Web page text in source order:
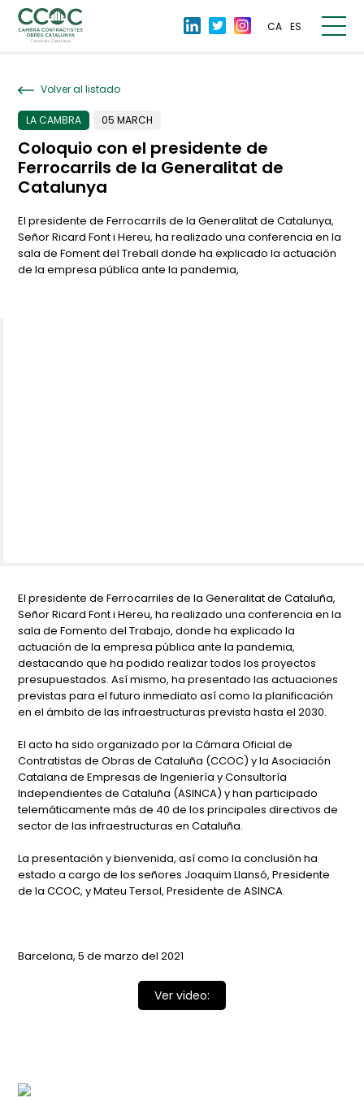
CA ES
Volver al listado
LA CAMBRA 05 MARCH
Coloquio con el presidente de
Ferrocarrils de la Generalitat de
Catalunya
El presidente de Ferrocarrils de la Generalitat de Catalunya,
Señor Ricard Font i Hereu, ha realizado una conferencia en la
sala de Foment del Treball donde ha explicado la actuación
de la empresa pública ante la pandemia,
El presidente de Ferrocarriles de la Generalitat de Cataluña,
Señor Ricard Font i Hereu, ha realizado una conferencia en la
sala de Fomento del Trabajo, donde ha explicado la
actuación de la empresa pública ante la pandemia,
destacando que ha podido realizar todos los proyectos
presupuestados. Así mismo, ha presentado las actuaciones
previstas para el futuro inmediato así como la planificación
en el ámbito de las infraestructuras prevista hasta el 2030.
El acto ha sido organizado por la Cámara Oficial de
Contratistas de Obras de Cataluña (CCOC) y la Asociación
Catalana de Empresas de Ingeniería y Consultoría
Independientes de Cataluña (ASINCA) y han participado
telemáticamente más de 40 de los principales directivos de
sector de las infraestructuras en Cataluña.
La presentación y bienvenida, así como la conclusión ha
estado a cargo de los señores Joaquim Llansó, Presidente
de la CCOC, y Mateu Tersol, Presidente de ASINCA.
Barcelona, 5 de marzo del 2021
Ver video: